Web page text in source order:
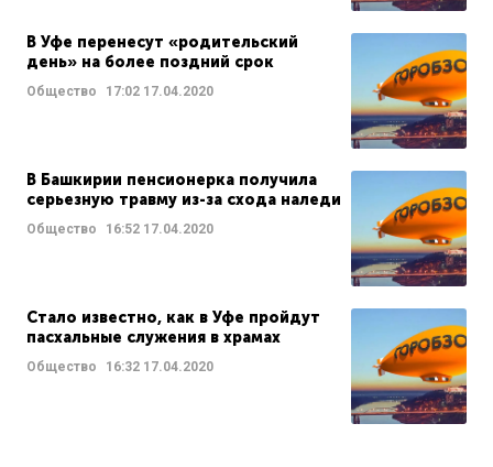
В Уфе перенесут «родительский
день» на более поздний срок
Общество 17:02 17.04.2020
В Башкирии пенсионерка получила
серьезную травму из-за схода наледи
Общество 16:52 17.04.2020
Стало известно, как в Уфе пройдут
пасхальные служения в храмах
Общество 16:32 17.04.2020